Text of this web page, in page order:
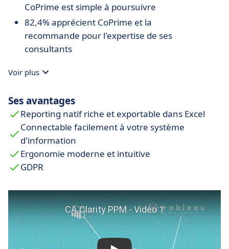
CoPrime est simple à poursuivre
82,4% apprécient CoPrime et la
recommande pour l'expertise de ses
consultants
Voir plus
Ses avantages
Reporting natif riche et exportable dans Excel
Connectable facilement à votre système
d'information
Ergonomie moderne et intuitive
GDPR